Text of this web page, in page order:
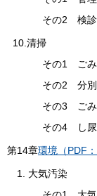
その2 検診
10.清掃
その1 ごみ
その2 分別
その3 ごみ
その4 し尿
第14章環境（PDF：
1. 大気汚染